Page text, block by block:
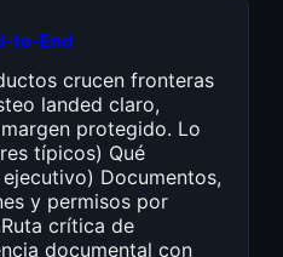
to-End
crucen fronteras
landed claro,
protegido. Lo
típicos) Qué
Documentos,
y permisos por
crítica de
documental con